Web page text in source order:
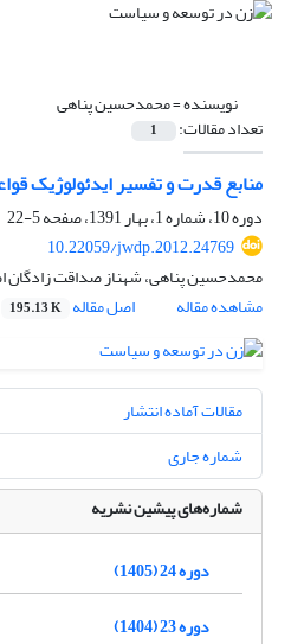
نویسنده =محمدحسین پناهی
تعداد مقالات: 1
منابع قدرت و تفسیر ایدئولوژیک
دوره 10، شماره 1، بهار 1391، صفحه
5-22
10.22059/jwdp.2012.24769
محمدحسین پناهی، شهناز صداقت زادگان
مشاهده مقاله
اصل مقاله 195.13 K
مقالات آماده انتشار
شماره جاری
شماره‌های پیشین نشریه
دوره 24 (1405)
دوره 23 (1404)